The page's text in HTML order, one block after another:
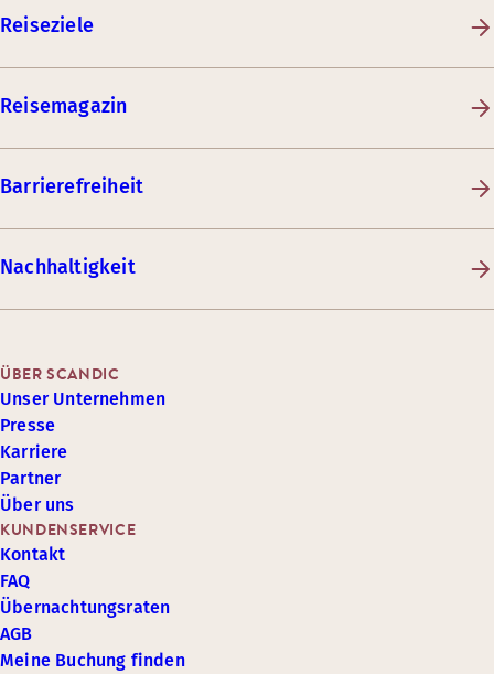
Reiseziele
Reisemagazin
Barrierefreiheit
Nachhaltigkeit
KUNDENSERVICE
Kontakt
FAQ
Übernachtungsraten
AGB
Meine Buchung finden
ÜBER SCANDIC
Unser Unternehmen
Presse
Karriere
Partner
Über uns